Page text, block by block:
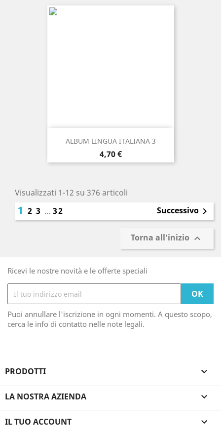
ALBUM LINGUA ITALIANA 3
Prezzo
4,70 €
Visualizzati 1-12 su 376 articoli
1 2 3 … 32 Successivo 
Torna all'inizio 
Ricevi le nostre novità e le offerte speciali
Puoi annullare l'iscrizione in ogni momenti. A questo scopo,
cerca le info di contatto nelle note legali.
PRODOTTI 
LA NOSTRA AZIENDA 
IL TUO ACCOUNT 